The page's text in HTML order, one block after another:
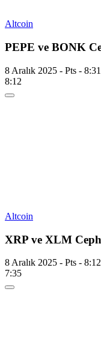
Altcoin
PEPE ve BONK
8 Aralık 2025 - Pts - 8:31
8:12
Altcoin
XRP ve XLM
8 Aralık 2025 - Pts - 8:12
7:35